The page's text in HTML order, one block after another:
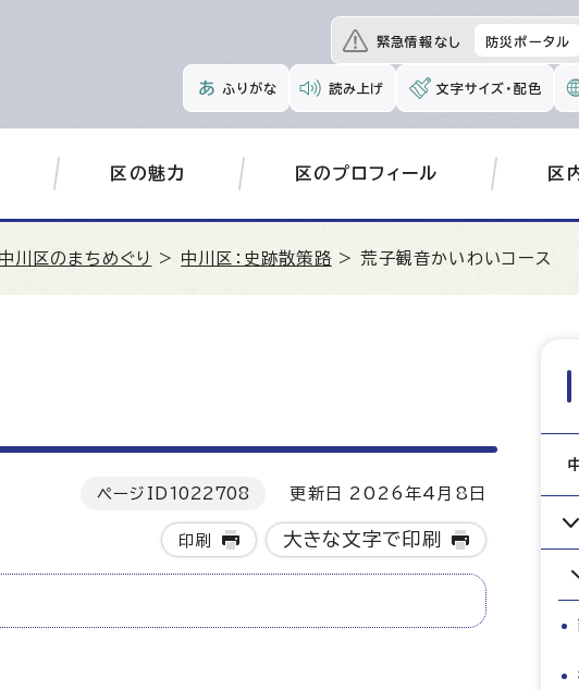
緊急情報なし 防災ポータル
ふりがな 読み上げ 文字サイズ・配色
区の魅力 区のプロフィール 区
中川区のまちめぐり > 中川区：史跡散策路 > 荒子観音かいわいコース
ページID 1022708 更新日 2026年4月8日
印刷 大きな文字で印刷